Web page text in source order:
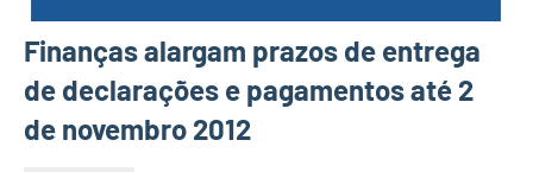
Finanças alargam prazos de entrega
de declarações e pagamentos até 2
de novembro 2012